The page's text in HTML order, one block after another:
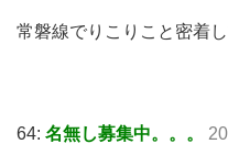
常磐線でりこりこと密着
64: 名無し募集中。。。